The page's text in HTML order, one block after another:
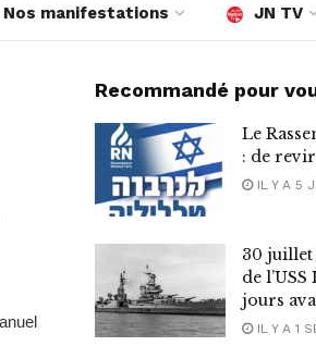
Nos manifestations JN TV
Recommandé pour
Le
: de
IL Y A 5
30 juillet
de
jours
IL Y A 1